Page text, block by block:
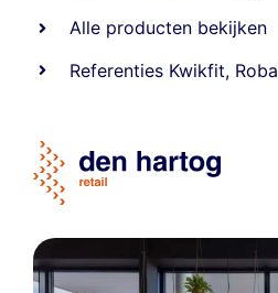
Alle producten bekijken
Referenties Kwikfit, Roba